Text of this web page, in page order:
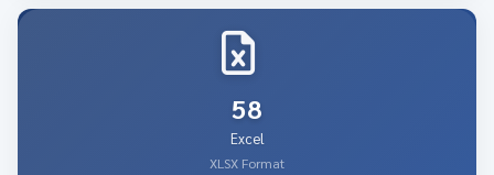
58
Excel
XLSX Format